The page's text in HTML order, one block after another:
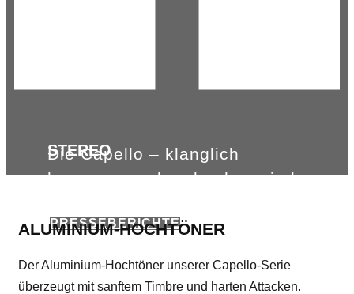
Die Capello – klanglich
herausragend und nahezu jeder
PRESSEBERICHTE
STEREO
ALUMINIUM-HOCHTÖNER
Der Aluminium-Hochtöner unserer Capello-Serie
überzeugt mit sanftem Timbre und harten Attacken.